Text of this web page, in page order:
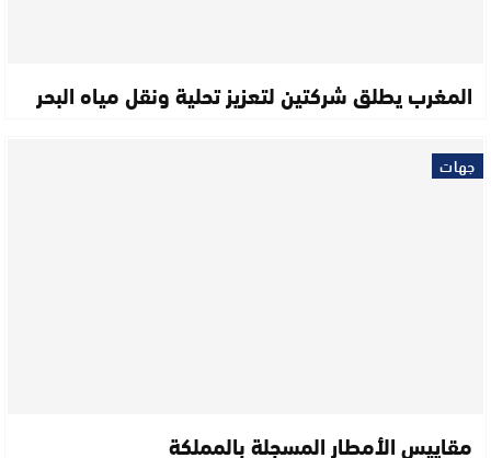
المغرب يطلق شركتين لتعزيز تحلية ونقل مياه البحر
جهات
مقاييس الأمطار المسجلة بالمملكة